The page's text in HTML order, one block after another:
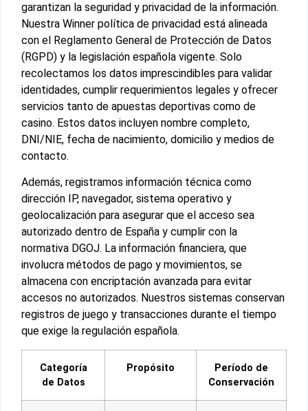
garantizan la seguridad y privacidad de la información.
Nuestra Winner política de privacidad está alineada
con el Reglamento General de Protección de Datos
(RGPD) y la legislación española vigente. Solo
recolectamos los datos imprescindibles para validar
identidades, cumplir requerimientos legales y ofrecer
servicios tanto de apuestas deportivas como de
casino. Estos datos incluyen nombre completo,
DNI/NIE, fecha de nacimiento, domicilio y medios de
contacto.
Además, registramos información técnica como
dirección IP, navegador, sistema operativo y
geolocalización para asegurar que el acceso sea
autorizado dentro de España y cumplir con la
normativa DGOJ. La información financiera, que
involucra métodos de pago y movimientos, se
almacena con encriptación avanzada para evitar
accesos no autorizados. Nuestros sistemas conservan
registros de juego y transacciones durante el tiempo
que exige la regulación española.
Categoría
de Datos
Propósito
Período de
Conservación